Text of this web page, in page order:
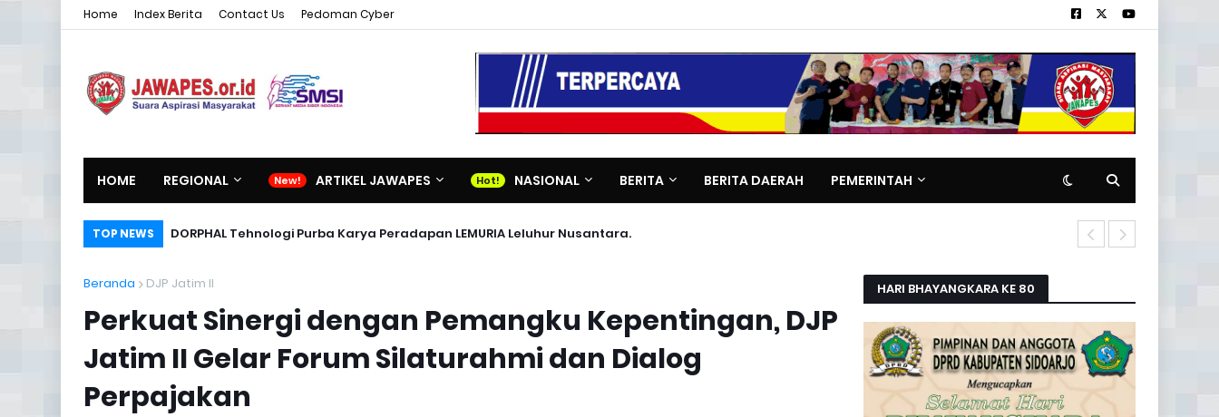
Home Index Berita Contact Us Pedoman Cyber
HOME REGIONAL ARTIKEL JAWAPES NASIONAL BERITA BERITA DAERAH PEMERINTAH
TOP NEWS DORPHAL Tehnologi Purba Karya Peradapan LEMURIA Leluhur Nusantara.
Beranda DJP Jatim II
Perkuat Sinergi dengan Pemangku Kepentingan, DJP
Jatim II Gelar Forum Silaturahmi dan Dialog
Perpajakan
HARI BHAYANGKARA KE 80